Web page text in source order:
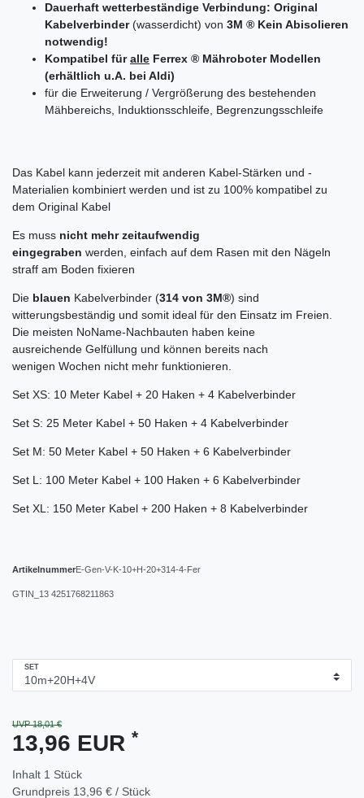
Dauerhaft wetterbeständige Verbindung: Original
Kabelverbinder(wasserdicht) von 3M ® Kein Abisolieren
notwendig!
Kompatibel füralle Ferrex ® Mähroboter Modellen
(erhältlich u.A. bei Aldi)
für die Erweiterung / Vergrößerung des bestehenden
Mähbereichs, Induktionsschleife, Begrenzungsschleife
Das Kabel kann jederzeit mit anderen Kabel-Stärken und -
Materialien kombiniert werden und ist zu 100% kompatibel zu
dem Original Kabel
Es muss nicht mehr zeitaufwendig
eingegraben werden, einfach auf dem Rasen mit den Nägeln
straff am Boden fixieren
Die blauen Kabelverbinder (314 von 3M®) sind
witterungsbeständig und somit ideal für den Einsatz im Freien.
Die meisten NoName-Nachbauten haben keine
ausreichende Gelfüllung und können bereits nach
wenigen Wochen nicht mehr funktionieren.
Set XS: 10 Meter Kabel + 20 Haken + 4 Kabelverbinder
Set S: 25 Meter Kabel + 50 Haken + 4 Kabelverbinder
Set M: 50 Meter Kabel + 50 Haken + 6 Kabelverbinder
Set L: 100 Meter Kabel + 100 Haken + 6 Kabelverbinder
Set XL: 150 Meter Kabel + 200 Haken + 8 Kabelverbinder
ArtikelnummerE-Gen-V-K-10+H-20+314-4-Fer
GTIN_13 4251768211863
SET
UVP 18,01 €
13,96 EUR *
Inhalt 1 Stück
Grundpreis 13,96 € / Stück